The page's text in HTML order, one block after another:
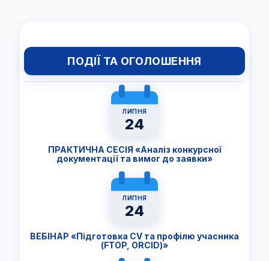
ПОДІЇ ТА ОГОЛОШЕННЯ
ЛИПНЯ
24
ПРАКТИЧНА СЕСІЯ «Аналіз конкурсної
документації та вимог до заявки»
ЛИПНЯ
24
ВЕБІНАР «Підготовка CV та профілю учасника
(FTОP, ORCID)»